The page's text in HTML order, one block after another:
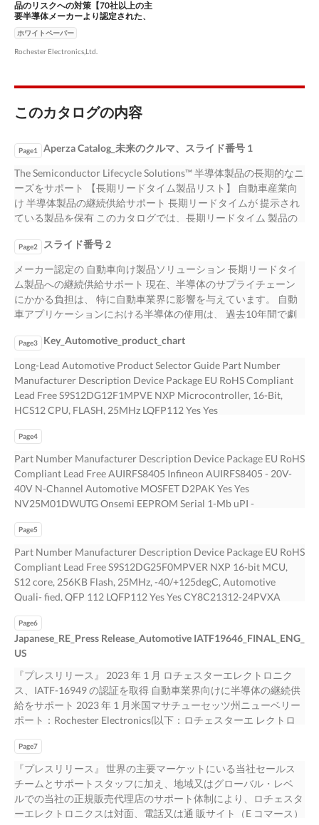
品のリスクへの対策【70社以上の主
要半導体メーカーより認定された、
半導体製品を継続供給する業界最大
手の正規販売代理店及び製造メーカ
ー】
ホワイトペーパー
Rochester Electronics,Ltd.
このカタログの内容
Page1 Aperza Catalog_未来のクルマ、スライド番号 1
The Semiconductor Lifecycle Solutions™ 半導体製品の長期的なニ
ーズをサポート 【長期リードタイム製品リスト】 自動車産業向
け 半導体製品の継続供給サポート 長期リードタイムが 提示され
ている製品を保有 このカタログでは、長期リードタイム 製品の
Page2 スライド番号 2
メーカー認定の 自動車向け製品ソリューション 長期リードタイ
ム製品への継続供給サポート 現在、半導体のサプライチェーン
にかかる負担は、 特に自動車業界に影響を与えています。 自動
車アプリケーションにおける半導体の使用は、 過去10年間で劇
長を続けています。 今や半導体のサプライチェーンは自動車メ
ーカーの 製品製造計画には欠かせないものとなっています。 こ
の業界での調達は、高水準な品質と信頼性が求められるためとて
も複雑になっています。 部品の多くは、品質管理システムの
IATF-16949、認定検査のAEC-Q100、及び環境管理のISO-14001
などの基準 に基づき設計・製造されています。そのため、在庫
が限られてしまっているこの時期に、同じ要件を満たす 代替品
たり、ロチェスターエレクトロニクスでは様々な顧客へのソリュ
ーションを提供してきました 。当社では、70社以上の主要半導
体メーカーのとパートナーシップを通して、商用、産業用、軍事
用、航空 宇宙用、及び自動車用などあらゆる製品グレードに対
応した、メーカー認定の現行品及び製造中止品(EOL)在 庫を提供
しています。多くの顧客は、性能要件を再検討し、デートコード
の制限を解除、さらに新しいパッ ケージ・オプションを認定す
ることで、生産ラインを稼働させるための自動車用の代替オプシ
ョンを入手可 能なことに気が付きました。 具体的には、ロチェ
スターエレクトロニクスでは4,000品番以上からなる1億1千万個
の自動車向け製品の在庫 を保有しており、そのうち33％は20週
間を超える長期リードタイムが提示されている製品です。 これ
らの在庫は、Texas Instruments、Infineon Technologies、NXP、
Nexperia、Analog Devices/Maxim Integrated及びONSEMIを含む
多くの主要半導体メーカーから供給されています。また、製品カ
テゴリとして は、パワーマネジメント、インターフェース製
品、アンプ、センサ、データコンバータ及びプロセッサなど 多
数取り揃えており、ディスクリートやロジック製品も含まれてい
Page3 Key_Automotive_product_chart
Long-Lead Automotive Product Selector Guide Part Number
Manufacturer Description Device Package EU RoHS Compliant
Lead Free S9S12DG12F1MPVE NXP Microcontroller, 16-Bit,
HCS12 CPU, FLASH, 25MHz LQFP112 Yes Yes
BLACKFIN 533MHZ PRCRSR 2 PPI USB CSPBGA400 Yes Yes
AD2S1205WSTZ Analog Devices AD2S120 - 12-Bit R/D
Converter with Reference Oscillator QFP44 Yes Yes
AD5300WBRTZ-RL7 Analog Devices AD5300 - 2.7V to 5.5V,
140uA, Rail-To-Rail Output 8-Bit DAC TSOP6 Yes Yes
Approximation, 10-Bit, 4 Channel, Serial Access, CMOS, PDSO16
12-BIT SUCCESSIVE APPROXIMATION ADC, SERIAL ACCESS,
PDSO16 TSSOP16 Yes Yes AD8132WARMZ-R7 Analog Devices
Video Amplifier, 1 Channel(s), Bipolar, PDSO8 MSOP8 Yes Yes
AD8284WCSVZ Analog Devices Radar Receive Path Afe: 4-
Channel Mux With Lna, Pga, Aaf, And Adc Yes Yes
AD8691WAUJZ-R7 Analog Devices Operational Amplifier,
3000uV Offset-Max, CMOS, PDSO5 TSOP5/6 Yes Yes
QFP80 Yes Yes ADG1411WBCPZ-REEL Analog Devices SPST, 4
Func, 1 Channel, CMOS LCC16 Yes Yes ADG439FBNZ Analog
Devices ADG439 IC SP4T 4:1 16.5V 16-DIP PDIP16 Yes Yes
ADG711WBRUZ-REEL Analog Devices SPST, 4 Func, CMOS,
PDSO16 TSSOP16 Yes Yes ADR3530WBRMZ-R7 Analog Devices
ADR3530 - Micropower, High Accuracy Voltage Reference
TSSOP8 Yes Yes ADR3550WBRMZ-R7 Analog Devices ADR3550
- Micropower, High Accuracy Voltage Reference TSSOP8 Yes Yes
ADUCM330WFSBCPZ-RL Analog Devices ADUCM330WFS -
Battery Monitor Gen III(96KB) VFQFN32 Yes Yes
Page4
Part Number Manufacturer Description Device Package EU RoHS
Compliant Lead Free AUIRFS8405 Infineon AUIRFS8405 - 20V-
40V N-Channel Automotive MOSFET D2PAK Yes Yes
NV25M01DWUTG Onsemi EEPROM Serial 1-Mb uPI -
IPP80N06 - 55V-60V N-Channel Automotive MOSFET TO-220-3
Yes Yes IPB80N04S204ATMA2 Infineon IPB80N04 - 20V-40V N-
Channel Automotive MOSFET TO-263-3 Yes Yes BAP64-06W,115
NXP BAP64-06W - Pin Diode, 100V SC-70 Yes Yes
PN5120A0HN/C2,518 NXP IC TRANSMISSION MOD 40-
55V-60V N-Channel Automotive MOSFET TO-220-3 Yes Yes
MPC566AZP56 NXP NXP 32-bit MCU, Power Architecture, 1MB
Flash, 56MHz, -55/+125degC, Auto- motive Grade, PBGA 388
BGA388 No No S912XEG128J2VAA NXP 16-bit MCU, S12X core,
128KB Flash, 50MHz, -40/+105degC, Automotive Qual- ified,
QFP 80 QFP80 Yes Yes SPC5604PEF1MLQ6R528 NXP
SPC5604PEF1MLQ6R - Microcontroller 32-Bit FLASH, E200
CPU- Power Archi- tectur , 64MHz LQFP144 Yes Yes
IPB80N06S207ATMA4 Infineon IPB80N06 - 55V-60V N-Channel
Automotive MOSFET TO-263-3 Yes Yes AUIRF7342QTR Infineon
AUIRF7342Q - 20V-150V P-Channel Automotive MOSFET SO8
Yes Yes IPI80N04S404AKSA1 Infineon IPI80N04 - 20V-40V N-
Channel Automotive MOSFET TO-262-3 Yes Yes AUIRFS8409
Infineon AUIRFS8409 - 20V-40V N-Channel Automotive MOSFET
Page5
Part Number Manufacturer Description Device Package EU RoHS
Compliant Lead Free S9S12DG25F0MPVER NXP 16-bit MCU,
S12 core, 256KB Flash, 25MHz, -40/+125degC, Automotive
Quali- fied, QFP 112 LQFP112 Yes Yes CY8C21312-24PVXA
Chip SSOP20 Yes Yes AD21469WBBCZ302 Analog Devices
AD21469 - SHARC Processor/5 Mbits on Chip RAM CSPBGA324
Yes Yes SPC5748GK1MMJ6 NXP NXP 32-bit MCU, Triple core-
Power Architecture, 6MB Flash, 160MHz, -40/+125degC,
Automotive Qualified, BGA 256 SOT740 Yes Yes
S912XDG128F2VAL NXP 16-bit MCU, S12X core, 128KB Flash,
80MHz, -40/+105degC, Automotive Qual- ified, QFP 112 QFP112
CPU Power Architecture, 4 MB Flash, V-temp, 256 MAPBGA,
160MHz, HSM + CAN FD SOT740 Yes Yes S912XD64F2MAA557
NXP 16-bit MCU, S12X core, 64KB Flash, 80MHz QFP80 Yes Yes
TJA1081TS,118 NXP IC TXRX FLEXRAY 16SSOP SSOP16 Yes Yes
Page6
Japanese_RE_Press Release_Automotive IATF19646_FINAL_ENG_
US
『プレスリリース』 2023 年 1 月 ロチェスターエレクトロニク
ス、IATF-16949 の認証を取得 自動車業界向けに半導体の継続供
給をサポート 2023 年 1 月米国マサチューセッツ州ニューベリー
ポート：Rochester Electronics(以下：ロチェスターエ レクトロ
16949:2016 の認証を取得いたしま した。国際自動車産業特別委
員会が国際標準化機構と共同で開発した IATF-16949 は、自動車
業界の国際的 な品質マネジメントシステムに関する業界最高水
準の規格です。 自動車業界における半導体製品の使用は、過去
数十年の間に急速に拡大しており、現在最も急成長してい る分
Page7
『プレスリリース』 世界の主要マーケットにいる当社セールス
チームとサポートスタッフに加え、地域又はグローバル・レベ
ルでの当社の正規販売代理店のサポート体制により、ロチェスタ
ーエレクトロニクスは対面、電話又は通 販サイト（E コマース）